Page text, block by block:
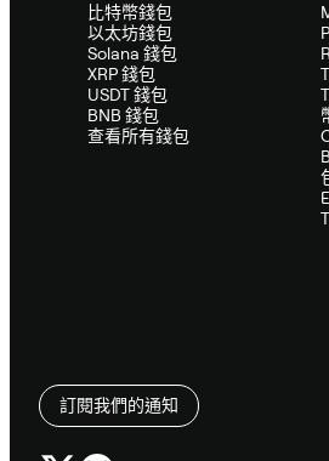
比特幣錢包
以太坊錢包
Solana 錢包
XRP 錢包
USDT 錢包
BNB 錢包
查看所有錢包
訂閱我們的通知